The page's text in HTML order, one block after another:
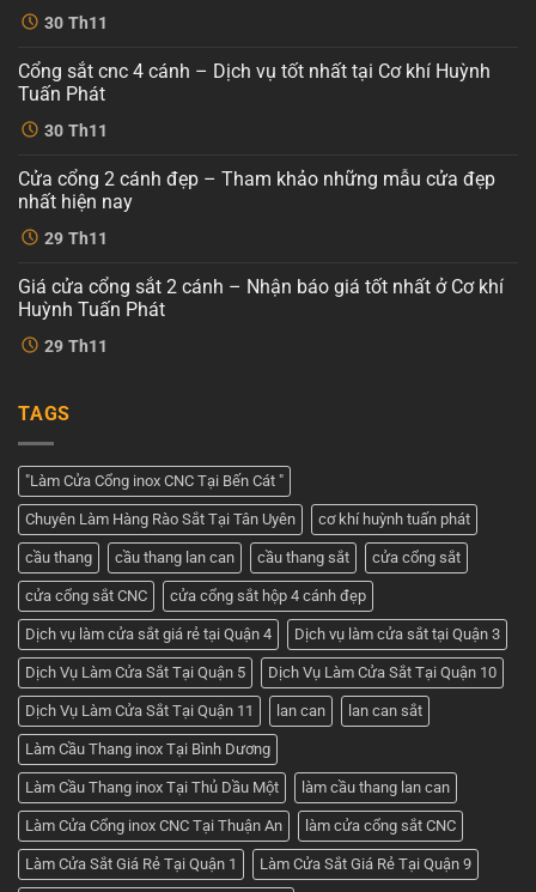
30 Th11
Không
có
luận
ở
Mẫu
cổng
sắt
cnc
cánh
hiện
đại
tại
Cơ
khí
Phát
30 Th11
Cổng sắt cnc 4 cánh – Dịch vụ tốt nhất tại Cơ khí Huỳnh
Tuấn Phát
Không
có
luận
ở
Cổng
sắt
cnc
4
Dịch
vụ
tốt
nhất
tại
Tuấn
29 Th11
Cửa cổng 2 cánh đẹp – Tham khảo những mẫu cửa đẹp
nhất hiện nay
Không
có
ở
Cửa
cổng
cánh
khảo
mẫu
đẹp
nhất
hiện
nay
29 Th11
Giá cửa cổng sắt 2 cánh – Nhận báo giá tốt nhất ở Cơ khí
Huỳnh Tuấn Phát
Không
có
Giá
cổng
2
cánh
–
Nhận
báo
giá
tốt
nhất
Cơ
khí
Huỳnh
Tuấn
Phát
TAGS
"Làm Cửa Cổng inox CNC Tại Bến Cát "
Chuyên Làm Hàng Rào Sắt Tại Tân Uyên cơ khí huỳnh tuấn phát
cầu thang cầu thang lan can cầu thang sắt cửa cổng sắt
cửa cổng sắt CNC cửa cổng sắt hộp 4 cánh đẹp
Dịch vụ làm cửa sắt giá rẻ tại Quận 4 Dịch vụ làm cửa sắt tại Quận 3
Dịch Vụ Làm Cửa Sắt Tại Quận 5 Dịch Vụ Làm Cửa Sắt Tại Quận 10
Dịch Vụ Làm Cửa Sắt Tại Quận 11 lan can lan can sắt
Làm Cầu Thang inox Tại Bình Dương
Làm Cầu Thang inox Tại Thủ Dầu Một làm cầu thang lan can
Làm Cửa Cổng inox CNC Tại Thuận An làm cửa cổng sắt CNC
Làm Cửa Sắt Giá Rẻ Tại Quận 1 Làm Cửa Sắt Giá Rẻ Tại Quận 9